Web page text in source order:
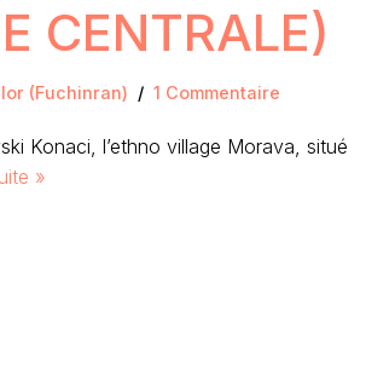
CENTRALE)
(Fuchinran) 1 Commentaire
Konaci, l’ethno village Morava, situé
»